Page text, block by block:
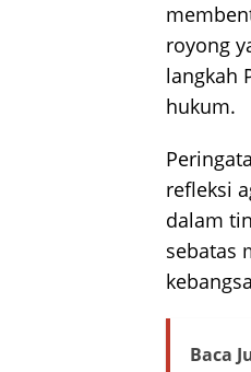
royong
langkah
hukum.
refleksi
dalam
sebatas
Baca